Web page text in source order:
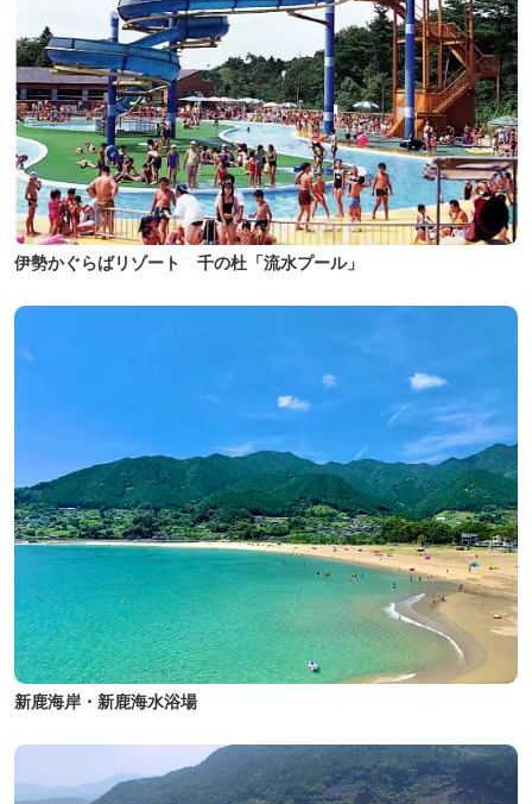
伊勢かぐらばリゾート 千の杜「流水プール」
新鹿海岸・新鹿海水浴場